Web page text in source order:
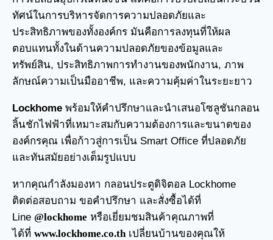
ทัศน์ในการบริหารจัดการความปลอดภัยและ
ประสิทธิภาพของทั้งองค์กร มันคือการลงทุนที่ให้ผล
ตอบแทนทั้งในด้านความปลอดภัยของข้อมูลและ
ทรัพย์สิน, ประสิทธิภาพการทำงานของพนักงาน, ภาพ
ลักษณ์ความเป็นมืออาชีพ, และความคุ้มค่าในระยะยาว
Lockhome พร้อมให้คำปรึกษาและนำเสนอโซลูชันกลอน
ลิ้นชักไฟฟ้าที่เหมาะสมกับความต้องการและขนาดของ
องค์กรคุณ เพื่อก้าวสู่การเป็น Smart Office ที่ปลอดภัย
และทันสมัยอย่างเต็มรูปแบบ
หากคุณกำลังมองหา กลอนประตูดิจิตอล Lockhome
ติดต่อสอบถาม ขอคำปรึกษา และสั่งซื้อได้ที่
Line @lockhome หรือเยี่ยมชมสินค้าคุณภาพที่
ได้ที่ www.lockhome.co.thเปลี่ยนบ้านของคุณให้